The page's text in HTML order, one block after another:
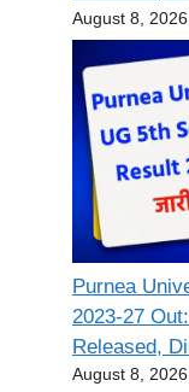
August 8, 2026
Purnea
2023-27
Released,
August 8, 2026